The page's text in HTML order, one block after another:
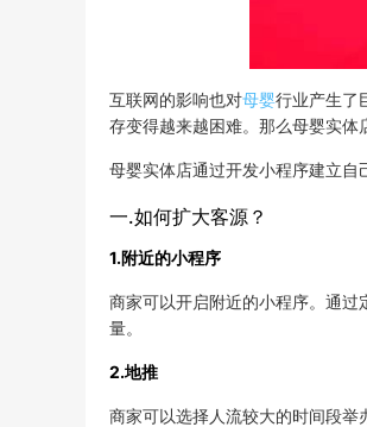
互联网的影响也对母婴行业产生了
存变得越来越困难。那么母婴实体
母婴实体店通过开发小程序建立自
一.如何扩大客源？
1.附近的小程序
商家可以开启附近的小程序。通
量。
2.地推
商家可以选择人流较大的时间段